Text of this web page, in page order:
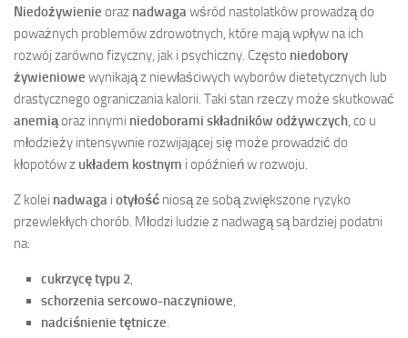
Niedożywienie oraz nadwaga wśród nastolatków prowadzą do
poważnych problemów zdrowotnych, które mają wpływ na ich
rozwój zarówno fizyczny, jak i psychiczny. Często niedobory
żywieniowe wynikają z niewłaściwych wyborów dietetycznych lub
drastycznego ograniczania kalorii. Taki stan rzeczy może skutkować
anemiąoraz innymi niedoborami składników odżywczych , co u
młodzieży intensywnie rozwijającej się może prowadzić do
kłopotów z układem kostnym i opóźnień w rozwoju.
Z kolei nadwaga i otyłość niosą ze sobą zwiększone ryzyko
przewlekłych chorób. Młodzi ludzie z nadwagą są bardziej podatni
na:
cukrzycę typu 2
schorzenia sercowo-naczyniowe
nadciśnienie tętnicze